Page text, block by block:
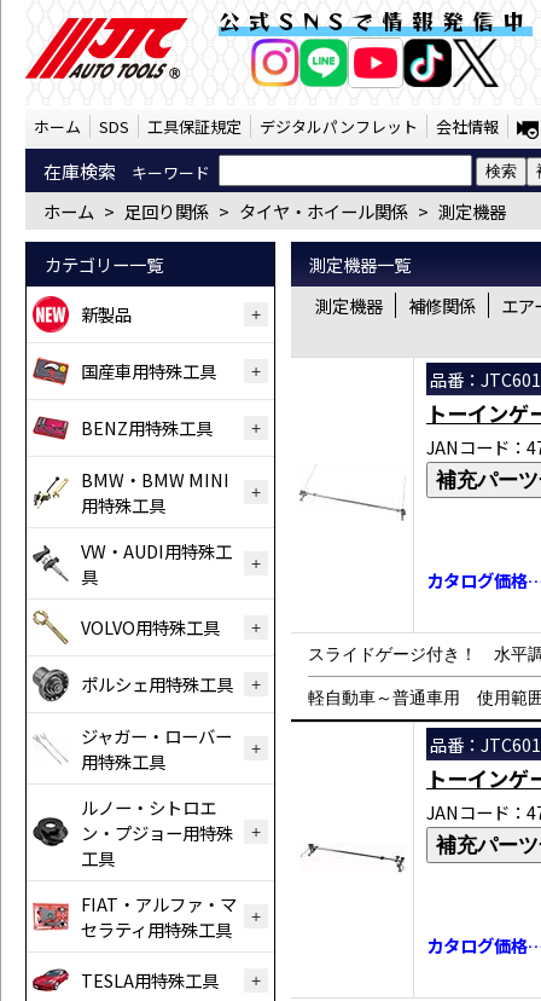
足回り関係 タイヤ・ホイール関
公式SNSで情報発信中
ホーム SDS 工具保証規定 デジタルパンフレット 会社情報
在庫検索 キーワード
ホーム > 足回り関係 > タイヤ・ホイール関係 > 測定機器
カテゴリー一覧
新製品
国産車用特殊工具
BENZ用特殊工具
BMW・BMW MINI
用特殊工具
VW・AUDI用特殊工
具
VOLVO用特殊工具
ポルシェ用特殊工具
ジャガー・ローバー
用特殊工具
ルノー・シトロエ
ン・プジョー用特殊
工具
FIAT・アルファ・マ
セラティ用特殊工具
TESLA用特殊工具
測定機器一覧
測定機器
補修関係 エア
品番：
トーイン
JANコード：
補充パー
カタログ価格
スライドゲージ付き！ 水平
軽自動車～普通車用 使用範
品番：
トーイン
JANコード：
補充パー
カタログ価格
AI商品コンシェルジ
オンライン